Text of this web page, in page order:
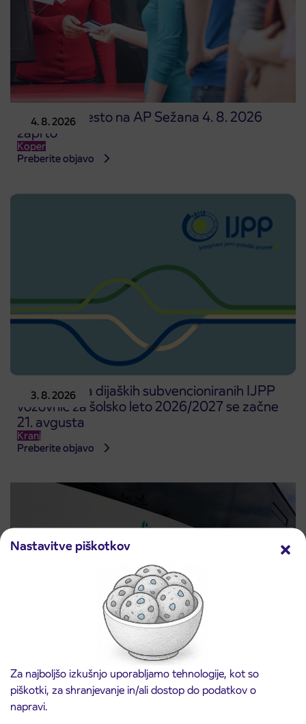
Nastavitve piškotkov
Za najboljšo izkušnjo uporabljamo tehnologije, kot so
piškotki, za shranjevanje in/ali dostop do podatkov o
napravi.
4. 8. 2026
Prodajno mesto na AP Sežana 4. 8. 2026
zaprto
Koper
Preberite objavo
3. 8. 2026
Predprodaja dijaških subvencioniranih IJPP
vozovnic za šolsko leto 2026/2027 se začne
21. avgusta
Kranj
Preberite objavo
Obvestilo o popolni zapori ceste
ČEŠNJEVEK – TRATA
Kranj
Preberite objavo